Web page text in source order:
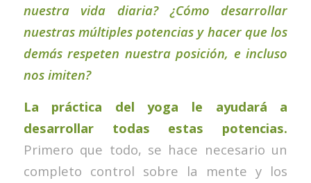
nuestra vida diaria? ¿Cómo desarrollar
nuestras múltiples potencias y hacer que los
demás respeten nuestra posición, e incluso
nos imiten?
La práctica del yoga le ayudará a
desarrollar todas estas potencias.
Primero que todo, se hace necesario un
completo control sobre la mente y los